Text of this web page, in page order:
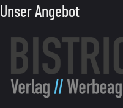
Unser Angebot